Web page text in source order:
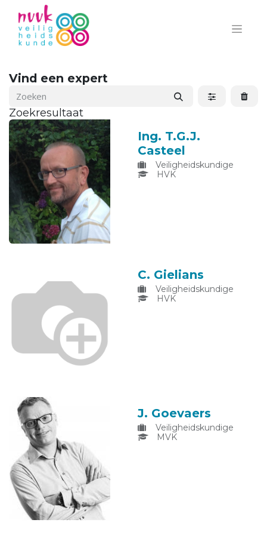
Vind een expert
Zoekresultaat
Ing. T.G.J.
Casteel
Veiligheidskundige
HVK
C. Gielians
Veiligheidskundige
HVK
J. Goevaers
Veiligheidskundige
MVK